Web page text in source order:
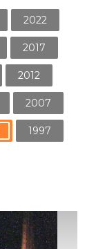
2022
2017
2012
2007
1997